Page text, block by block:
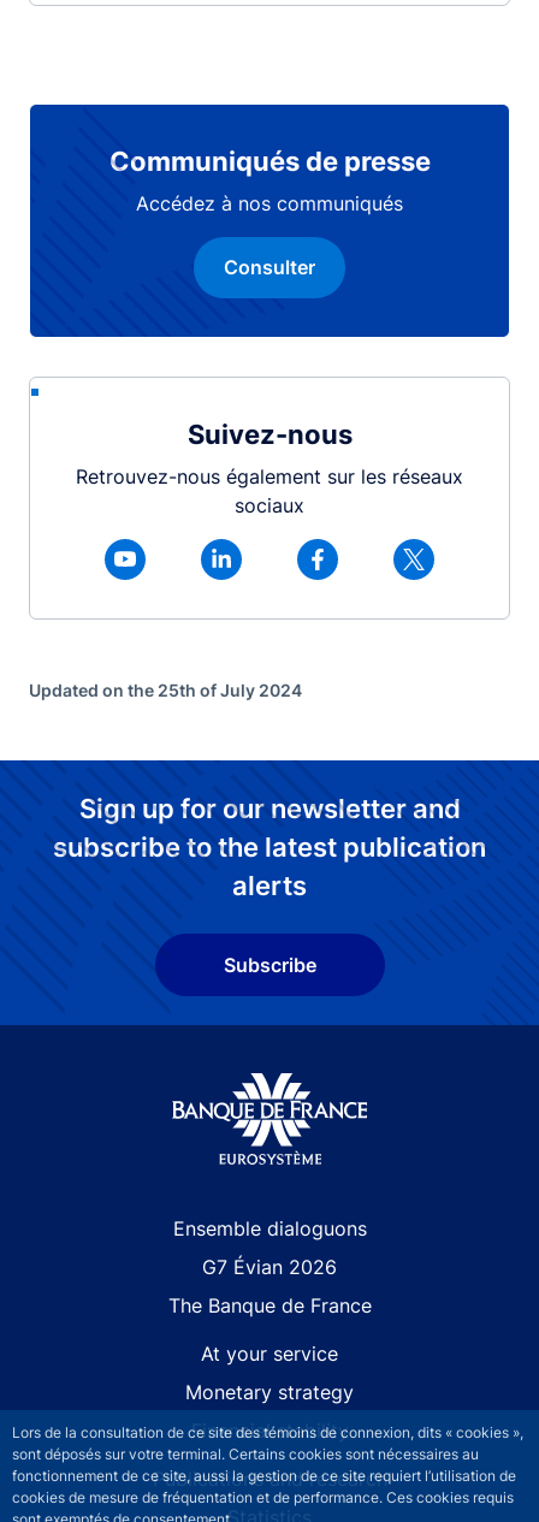
Lors de la consultation de ce site des témoins de connexion, dits « cookies »,
sont déposés sur votre terminal. Certains cookies sont nécessaires au
fonctionnement de ce site, aussi la gestion de ce site requiert l’utilisation de
cookies de mesure de fréquentation et de performance. Ces cookies requis
Communiqués de presse
Accédez à nos communiqués
Consulter
Suivez-nous
Retrouvez-nous également sur les réseaux
sociaux
Updated on the 25th of July 2024
Sign up for our newsletter and
subscribe to the latest publication
alerts
Subscribe
Ensemble dialoguons
G7 Évian 2026
The Banque de France
At your service
Monetary strategy
Financial stability
Publications and research